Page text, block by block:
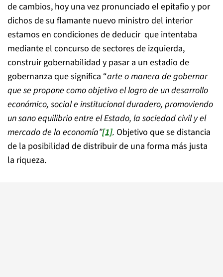
de cambios, hoy una vez pronunciado el epitafio y por
dichos de su flamante nuevo ministro del interior
estamos en condiciones de deducir que intentaba
mediante el concurso de sectores de izquierda,
construir gobernabilidad y pasar a un estadio de
gobernanza que significa “arte o manera de gobernar
que se propone como objetivo el logro de un desarrollo
económico, social e institucional duradero, promoviendo
un sano equilibrio entre el Estado, la sociedad civil y el
mercado de la economía”[1]. Objetivo que se distancia
de la posibilidad de distribuir de una forma más justa
la riqueza.